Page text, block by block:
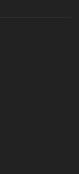
Pro
wij het
van meer
een kleiner
of